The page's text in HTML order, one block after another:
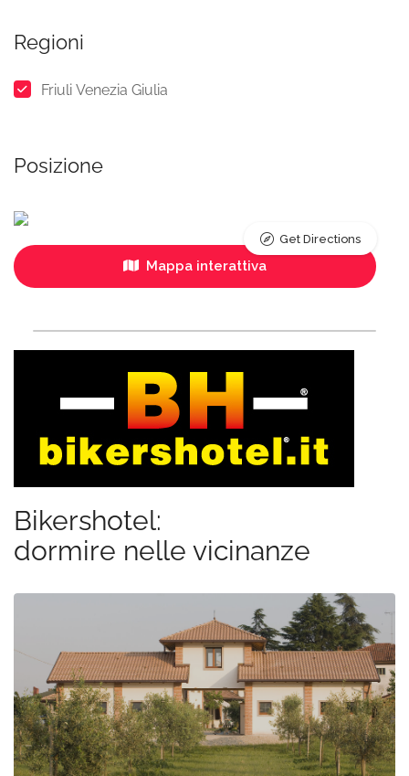
Regioni
Friuli Venezia Giulia
Posizione
Mappa interattiva
Get Directions
Bikershotel:
dormire nelle vicinanze